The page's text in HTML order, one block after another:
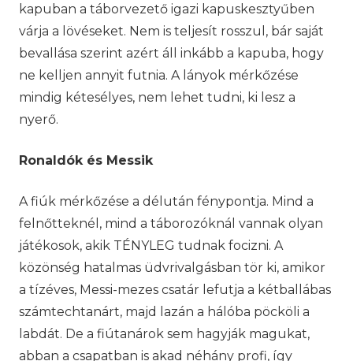
kapuban a táborvezető igazi kapuskesztyűben
várja a lövéseket. Nem is teljesít rosszul, bár saját
bevallása szerint azért áll inkább a kapuba, hogy
ne kelljen annyit futnia. A lányok mérkőzése
mindig kétesélyes, nem lehet tudni, ki lesz a
nyerő.
Ronaldók és Messik
A fiúk mérkőzése a délután fénypontja. Mind a
felnőtteknél, mind a táborozóknál vannak olyan
játékosok, akik TÉNYLEG tudnak focizni. A
közönség hatalmas üdvrivalgásban tör ki, amikor
a tízéves, Messi-mezes csatár lefutja a kétballábas
számtechtanárt, majd lazán a hálóba pöcköli a
labdát. De a fiútanárok sem hagyják magukat,
abban a csapatban is akad néhány profi, így